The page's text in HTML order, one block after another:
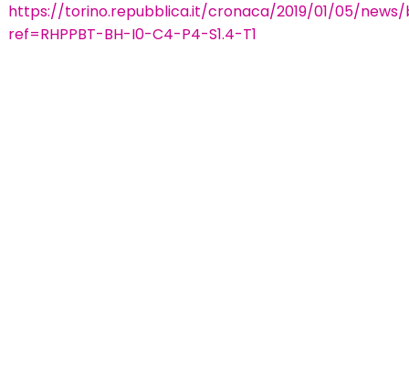
https://torino.repubblica.it/cronaca/2019/01/05/
ref=RHPPBT-BH-I0-C4-P4-S1.4-T1